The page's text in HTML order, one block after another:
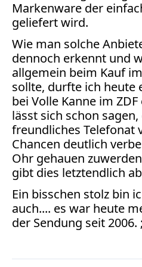
Markenware der
geliefert wird.
Wie man solche
dennoch erkennt und
allgemein beim Kauf
sollte, durfte ich heute
bei Volle Kanne im
lässt sich schon
freundliches Telefonat
Chancen deutlich
Ohr gehauen
gibt dies letztendlich
Ein bisschen stolz bin
auch.... es war heute
der Sendung seit 2006.
Kontakt
Datenschutz
AGB
Abmahnung
Aktuelle
Stunde
BGH
Beleidigung
Datenschutz
Ebay
Facebook
Google